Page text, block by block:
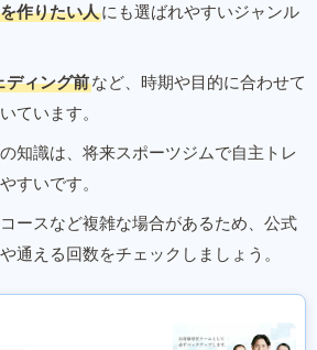
作りたい人にも選ばれやすいジャンル
ディング前など、時期や目的に合わせて
ています。
知識は、将来スポーツジムで自主トレ
すいです。
ースなど複雑な場合があるため、公式
通える回数をチェックしましょう。